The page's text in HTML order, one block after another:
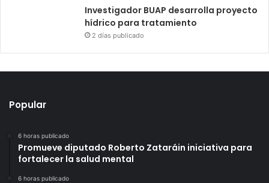
Investigador BUAP desarrolla proyecto
hídrico para tratamiento
2 días publicado
Popular
6 horas publicado
Promueve diputado Roberto Zataráin iniciativa para
fortalecer la salud mental
6 horas publicado